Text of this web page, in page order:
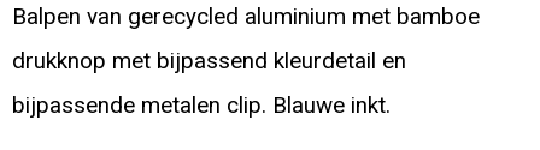
Balpen van gerecycled aluminium met bamboe
drukknop met bijpassend kleurdetail en
bijpassende metalen clip. Blauwe inkt.